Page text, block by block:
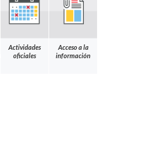
Actividades
oficiales
Acceso a la
información